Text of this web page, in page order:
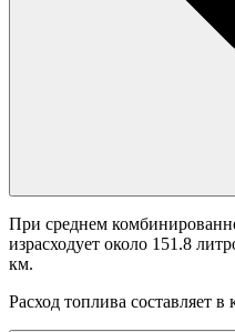
При среднем
израсходует около 151.8
км.
Расход топлива составляет в